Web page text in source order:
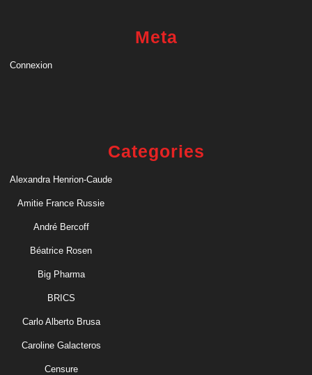
Meta
Connexion
Categories
Alexandra Henrion-Caude
Amitie France Russie
André Bercoff
Béatrice Rosen
Big Pharma
BRICS
Carlo Alberto Brusa
Caroline Galacteros
Censure